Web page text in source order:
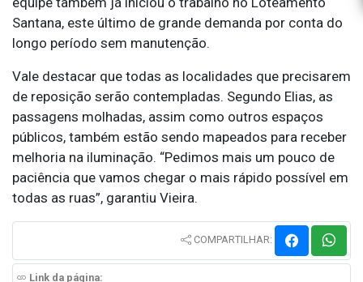
Santana, este último de grande demanda por conta do
longo período sem manutenção.
Vale destacar que todas as localidades que precisarem
de reposição serão contempladas. Segundo Elias, as
passagens molhadas, assim como outros espaços
públicos, também estão sendo mapeados para receber
melhoria na iluminação. “Pedimos mais um pouco de
paciência que vamos chegar o mais rápido possível em
todas as ruas”, garantiu Vieira.
COMPARTILHAR:
Link da página: